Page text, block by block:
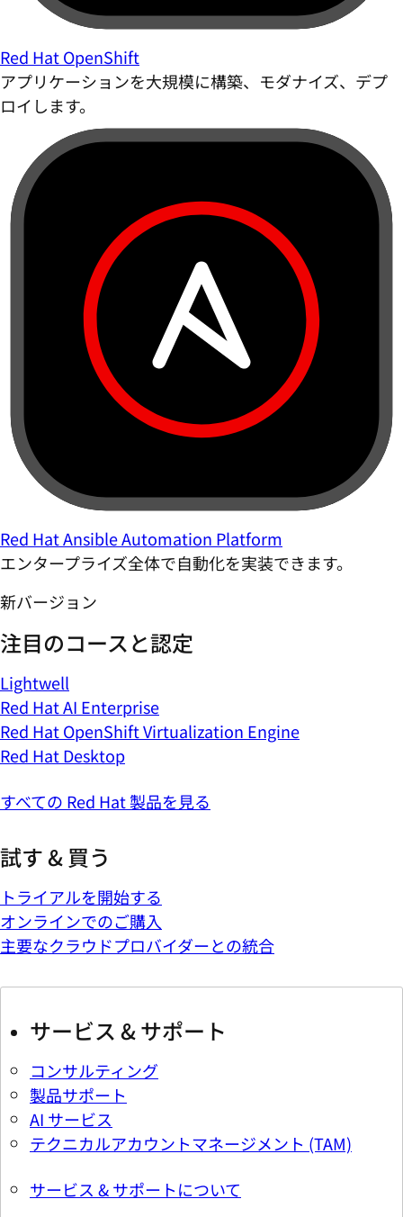
Red Hat OpenShift
アプリケーションを大規模に構築、モダナイズ、デプ
ロイします。
Red Hat Ansible Automation Platform
エンタープライズ全体で自動化を実装できます。
新バージョン
注目のコースと認定
Lightwell
Red Hat AI Enterprise
Red Hat OpenShift Virtualization Engine
Red Hat Desktop
すべての Red Hat 製品を見る
試す & 買う
トライアルを開始する
オンラインでのご購入
主要なクラウドプロバイダーとの統合
サービス & サポート
コンサルティング
製品サポート
AI サービス
テクニカルアカウントマネージメント (TAM)
サービス & サポートについて